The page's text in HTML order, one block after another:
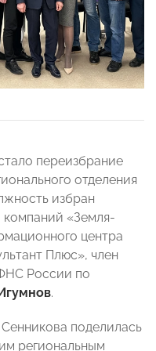
переизбрание
отделения
избран
компаний «Земля-
центра
Плюс», член
России по
.
поделилась
региональным